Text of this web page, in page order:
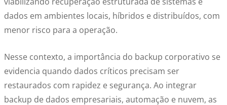
dados em ambientes locais, híbridos e distribuídos, com
menor risco para a operação.
Nesse contexto, a importância do backup corporativo se
evidencia quando dados críticos precisam ser
restaurados com rapidez e segurança. Ao integrar
backup de dados empresariais, automação e nuvem, as